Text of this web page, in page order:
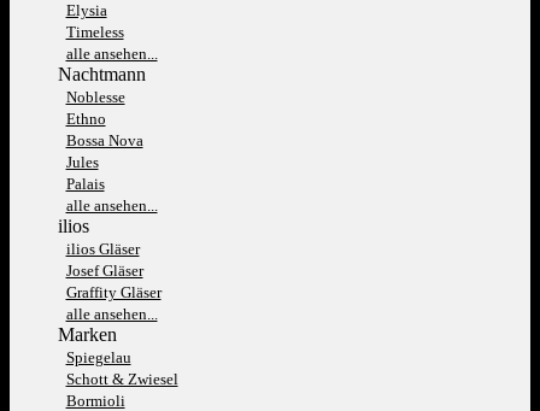
Elysia
Timeless
alle ansehen...
Nachtmann
Noblesse
Ethno
Bossa Nova
Jules
Palais
alle ansehen...
ilios
ilios Gläser
Josef Gläser
Graffity Gläser
alle ansehen...
Marken
Spiegelau
Schott & Zwiesel
Bormioli